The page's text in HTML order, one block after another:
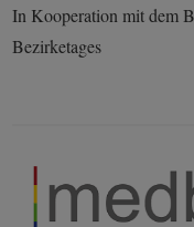
In Kooperation mit dem
Bezirketages